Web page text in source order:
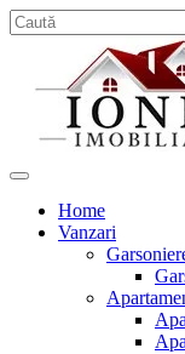
Home
Vanzari